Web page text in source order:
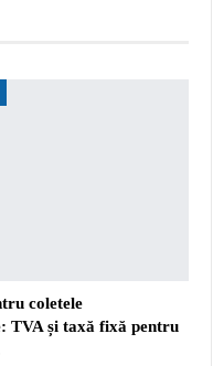
coletele
TVA și taxă fixă pentru